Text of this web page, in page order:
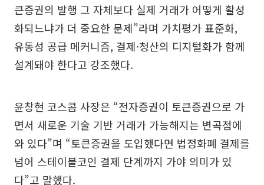
큰증권의 발행 그 자체보다 실제 거래가 어떻게 활성
화되느냐가 더 중요한 문제”라며 가치평가 표준화,
유동성 공급 메커니즘, 결제·청산의 디지털화가 함께
설계돼야 한다고 강조했다.
윤창현 코스콤 사장은 “전자증권이 토큰증권으로 가
면서 새로운 기술 기반 거래가 가능해지는 변곡점에
와 있다”며 “토큰증권을 도입했다면 법정화폐 결제를
넘어 스테이블코인 결제 단계까지 가야 의미가 있
다”고 말했다.